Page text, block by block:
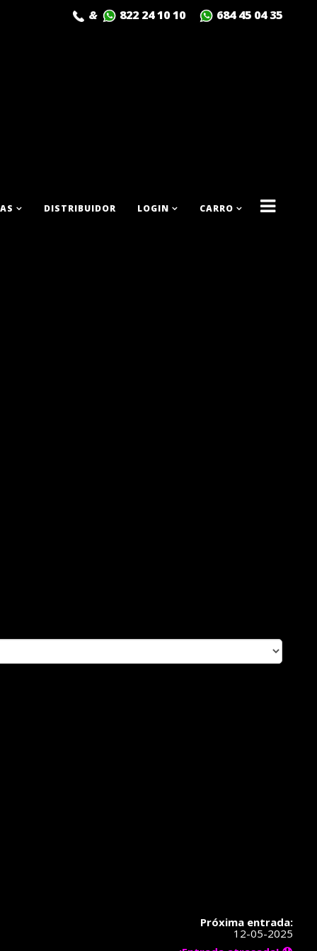
& 822 24 10 10 684 45 04 35
DISTRIBUIDOR LOGIN CARRO
Próxima entrada:
12-05-2025